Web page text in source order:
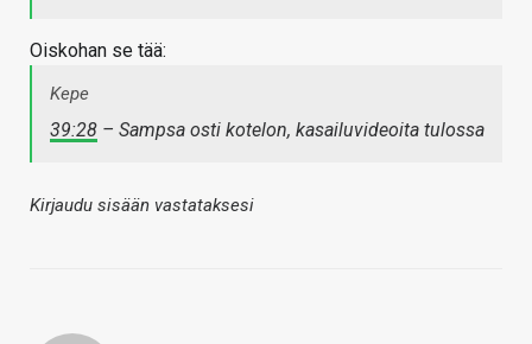
Oiskohan se tää:
Kepe
39:28 – Sampsa osti kotelon, kasailuvideoita tulossa
Kirjaudu sisään vastataksesi